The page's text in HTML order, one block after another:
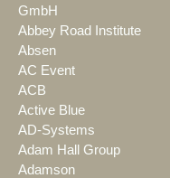
GmbH
Abbey Road Institute
Absen
AC Event
ACB
Active Blue
AD-Systems
Adam Hall Group
Adamson